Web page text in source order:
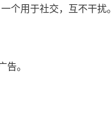
个用于社交，互不干扰。
。